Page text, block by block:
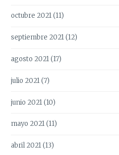
octubre 2021(11)
septiembre 2021(12)
agosto 2021(17)
julio 2021(7)
junio 2021(10)
mayo 2021(11)
abril 2021(13)